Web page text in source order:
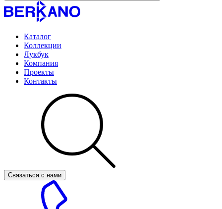
Каталог
Коллекции
Лукбук
Компания
Проекты
Контакты
Связаться с нами